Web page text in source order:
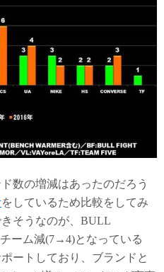
数の増減はあったのだろう
をしているため比較をしてみ
そうなのが、BULL
ーム減(7→4)となっている
ートしており、ブランドと